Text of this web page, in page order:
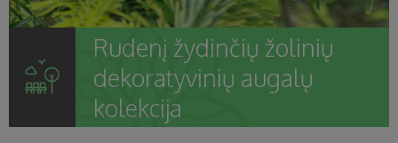
Rudenį žydinčių žolinių
dekoratyvinių augalų
kolekcija